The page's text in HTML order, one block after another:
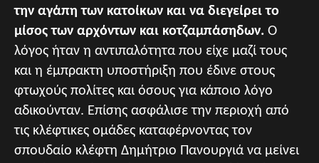
την αγάπη των κατοίκων και να διεγείρει το
μίσος των αρχόντων και κοτζαμπάσηδων. Ο
λόγος ήταν η αντιπαλότητα που είχε μαζί τους
και η έμπρακτη υποστήριξη που έδινε στους
φτωχούς πολίτες και όσους για κάποιο λόγο
αδικούνταν. Επίσης ασφάλισε την περιοχή από
τις κλέφτικες ομάδες καταφέρνοντας τον
σπουδαίο κλέφτη Δημήτριο Πανουργιά να μείνει